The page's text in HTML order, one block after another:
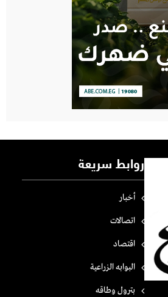
روابط سريعة
أخبار
اتصالات
اقتصاد
البوابه الزراعية
بترول وطاقه